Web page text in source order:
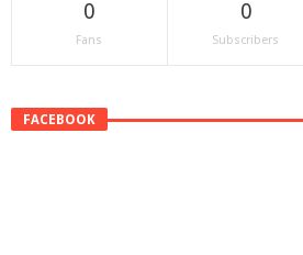
0
Fans
0
Subscribers
FACEBOOK